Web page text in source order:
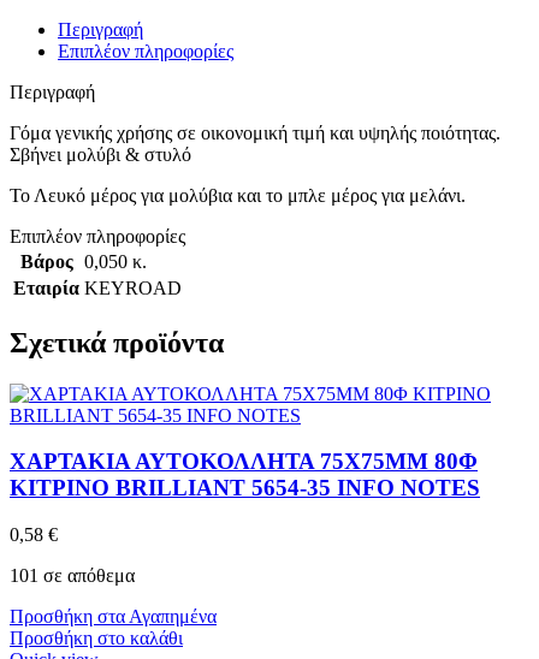
Περιγραφή
Επιπλέον πληροφορίες
Περιγραφή
Γόμα γενικής χρήσης σε οικονομική τιμή και υψηλής ποιότητας.
Σβήνει μολύβι & στυλό
Το Λευκό μέρος για μολύβια και το μπλε μέρος για μελάνι.
Επιπλέον πληροφορίες
Βάρος 0,050 κ.
Εταιρία KEYROAD
Σχετικά προϊόντα
ΧΑΡΤΑΚΙΑ ΑΥΤΟΚΟΛΛΗΤΑ 75X75MM 80Φ
ΚΙΤΡΙΝΟ BRILLIANT 5654-35 INFO NOTES
0,58 €
101 σε απόθεμα
Προσθήκη στα Αγαπημένα
Προσθήκη στο καλάθι